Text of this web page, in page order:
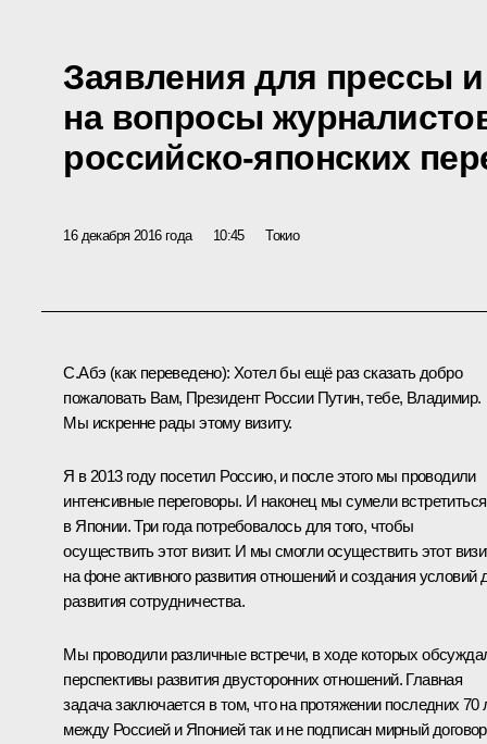
Заявления для прессы
на вопросы
российско-японских
16 декабря 2016 года 10:45 Токио
С.Абэ (как переведено): Хотел бы ещё раз сказать добро
пожаловать Вам, Президент России Путин, тебе, Владимир.
Мы искренне рады этому визиту.
Я в 2013 году посетил Россию, и после этого мы проводили
интенсивные переговоры. И наконец мы сумели встретиться
в Японии. Три года потребовалось для того, чтобы
осуществить этот визит. И мы смогли осуществить этот
на фоне активного развития отношений и создания условий
развития сотрудничества.
Мы проводили различные встречи, в ходе которых
перспективы развития двусторонних отношений. Главная
задача заключается в том, что на протяжении последних 70
между Россией и Японией так и не подписан мирный